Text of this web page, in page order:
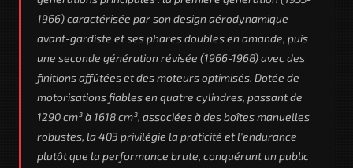
1966) caractérisée par son design aérodynamique
avant-gardiste et ses phares doubles en amande, puis
une seconde génération révisée (1966-1968) avec des
finitions affûtées et des moteurs optimisés. Dotée de
motorisations fiables en quatre cylindres, passant de
1290 cm³ à 1618 cm³, associées à des boîtes manuelles
robustes, la 403 privilégie la praticité et l'endurance
plutôt que la performance brute, conquérant un public